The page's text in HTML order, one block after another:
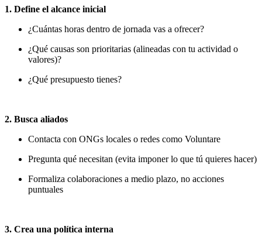
1. Define el alcance inicial
¿Cuántas horas dentro de jornada vas a ofrecer?
¿Qué causas son prioritarias (alineadas con tu actividad o
valores)?
¿Qué presupuesto tienes?
2. Busca aliados
Contacta con ONGs locales o redes como Voluntare
Pregunta qué necesitan (evita imponer lo que tú quieres hacer)
Formaliza colaboraciones a medio plazo, no acciones
puntuales
3. Crea una política interna